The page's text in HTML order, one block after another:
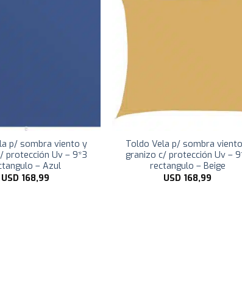
p/ sombra viento y
protección Uv – 9*3
– Azul
USD 168,99
Toldo Vela p/ sombra
granizo c/ protección Uv –
rectangulo – Beige
USD 168,99